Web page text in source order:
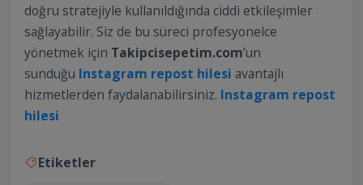
doğru stratejiyle kullanıldığında ciddi etkileşimler
sağlayabilir. Siz de bu süreci profesyonelce
yönetmek için Takipcisepetim.com’un
sunduğu Instagram repost hilesi avantajlı
hizmetlerden faydalanabilirsiniz. Instagram repost
hilesi
Etiketler